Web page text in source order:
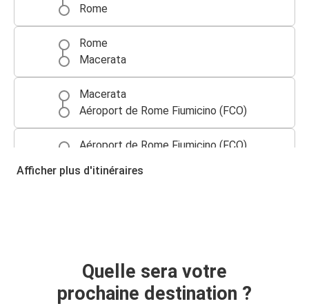
Rome
Rome
Macerata
Macerata
Aéroport de Rome Fiumicino (FCO)
Aéroport de Rome Fiumicino (FCO)
Florence
Civitanova Marche
Afficher plus d'itinéraires
Quelle sera votre
prochaine destination ?